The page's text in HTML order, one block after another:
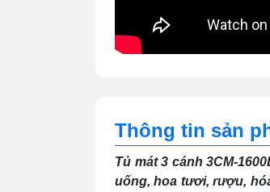
Thông tin sản
Tủ mát 3 cánh 3CM-
uống, hoa tươi, rượu,